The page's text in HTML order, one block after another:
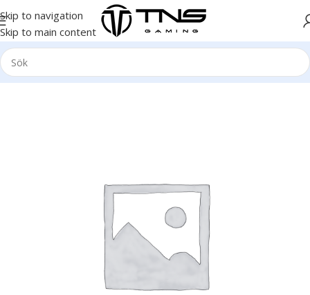
Skip to navigation
Skip to main content